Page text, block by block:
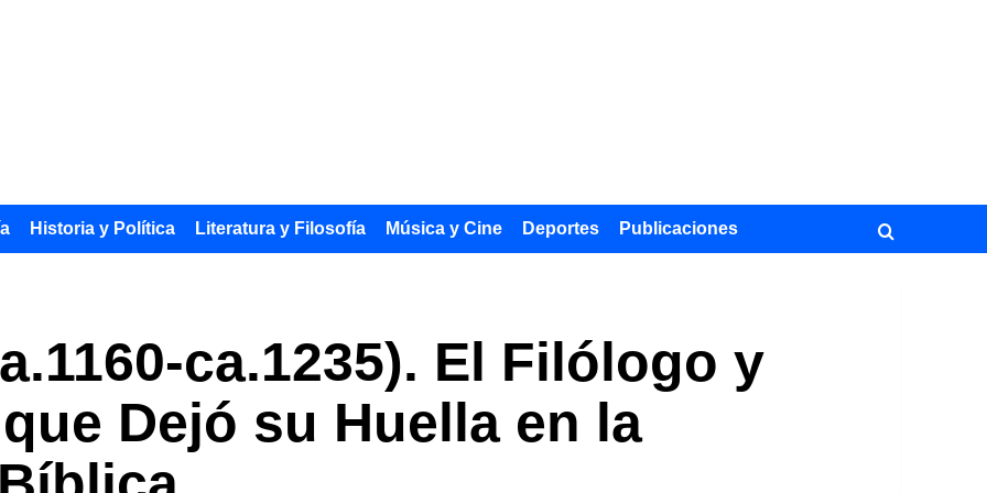
Historia y Política Literatura y Filosofía Música y Cine Deportes Publicaciones
ca.1235). El Filólogo y
Dejó su Huella en la